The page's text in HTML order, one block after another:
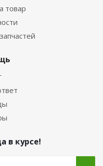
товар
в курсе!